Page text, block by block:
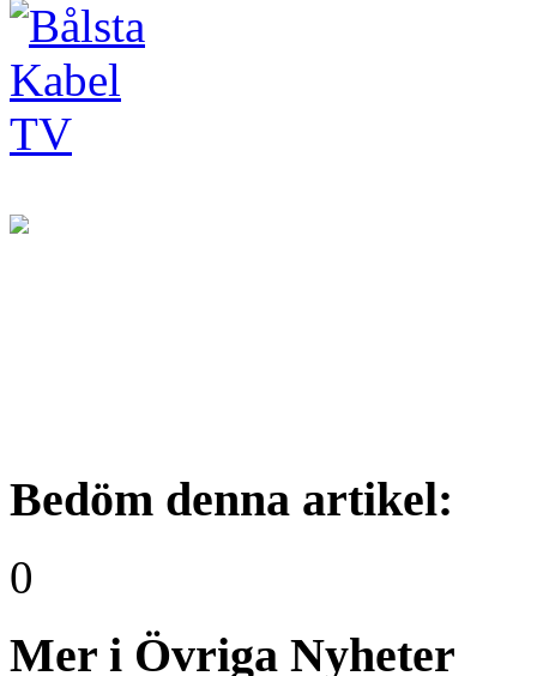
Bedöm denna artikel:
0
Mer i Övriga Nyheter